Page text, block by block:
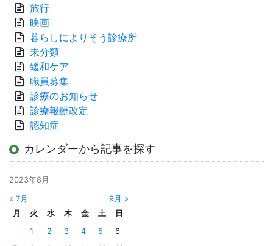
旅行
映画
暮らしによりそう診療所
未分類
緩和ケア
職員募集
診療のお知らせ
診療報酬改定
認知症
カレンダーから記事を探す
2023年8月
« 7月
9月 »
月
火 水 木 金 土
日
1
2 3 4 5
6